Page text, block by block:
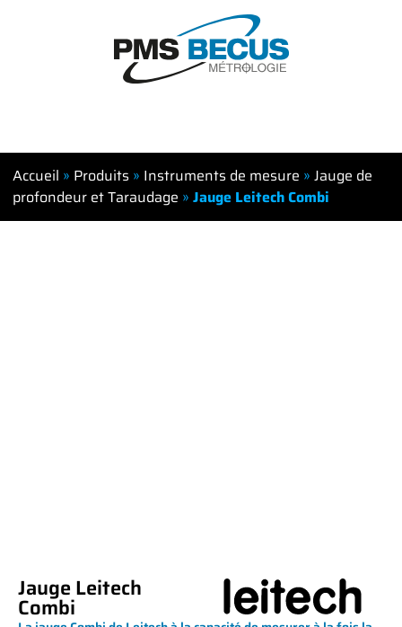
Accueil » Produits » Instruments de mesure » Jauge de
profondeur et Taraudage » Jauge Leitech Combi
Jauge Leitech
Combi